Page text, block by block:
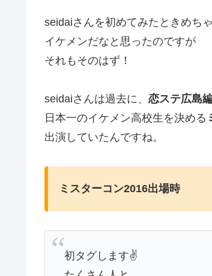
seidaiさんを初めてみたときめち
イケメンだなと思ったのですが
それもそのはず！
seidaiさんは過去に、 恋ステ広島
日本一のイケメン高校生を決める
出演していたんですね。
ミスターコン2016出場時
初タグします✌️